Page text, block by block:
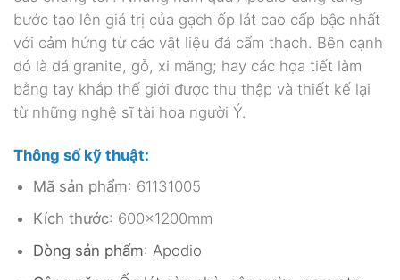
bước tạo lên giá trị của gạch ốp lát cao cấp bậc nhất
với cảm hứng từ các vật liệu đá cẩm thạch. Bên cạnh
đó là đá granite, gỗ, xi măng; hay các họa tiết làm
bằng tay khắp thế giới được thu thập và thiết kế lại
từ những nghệ sĩ tài hoa người Ý.
Thông số kỹ thuật:
Mã sản phẩm: 61131005
Kích thước: 600x1200mm
Dòng sản phẩm: Apodio